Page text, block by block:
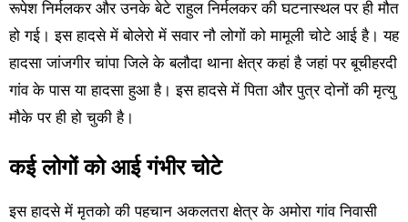
रूपेश निर्मलकर और उनके बेटे राहुल निर्मलकर की घटनास्थल पर ही मौत
हो गई। इस हादसे में बोलेरो में सवार नौ लोगों को मामूली चोटे आई है। यह
हादसा जांजगीर चांपा जिले के बलौदा थाना क्षेत्र कहां है जहां पर बूचीहरदी
गांव के पास या हादसा हुआ है। इस हादसे में पिता और पुत्र दोनों की मृत्यु
मौके पर ही हो चुकी है।
कई लोगों को आई गंभीर चोटे
इस हादसे में मृतको की पहचान अकलतरा क्षेत्र के अमोरा गांव निवासी